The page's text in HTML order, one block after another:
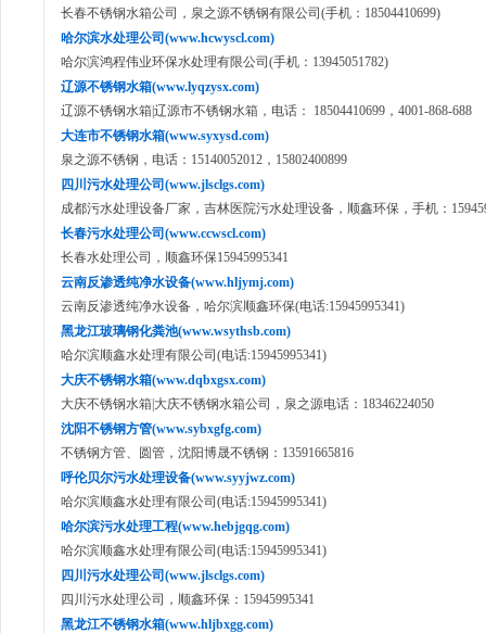
长春不锈钢水箱公司，泉之源不锈钢有限公司(手机：18504410699)
哈尔滨水处理公司(www.hcwyscl.com)
哈尔滨鸿程伟业环保水处理有限公司(手机：13945051782)
辽源不锈钢水箱(www.lyqzysx.com)
辽源不锈钢水箱|辽源市不锈钢水箱，电话： 18504410699，4001-868-688
大连市不锈钢水箱(www.syxysd.com)
泉之源不锈钢，电话：15140052012，15802400899
四川污水处理公司(www.jlsclgs.com)
成都污水处理设备厂家，吉林医院污水处理设备，顺鑫环保，手机：
长春污水处理公司(www.ccwscl.com)
长春水处理公司，顺鑫环保15945995341
云南反渗透纯净水设备(www.hljymj.com)
云南反渗透纯净水设备，哈尔滨顺鑫环保(电话:15945995341)
黑龙江玻璃钢化粪池(www.wsythsb.com)
哈尔滨顺鑫水处理有限公司(电话:15945995341)
大庆不锈钢水箱(www.dqbxgsx.com)
大庆不锈钢水箱|大庆不锈钢水箱公司，泉之源电话：18346224050
沈阳不锈钢方管(www.sybxgfg.com)
不锈钢方管、圆管，沈阳博晟不锈钢：13591665816
呼伦贝尔污水处理设备(www.syyjwz.com)
哈尔滨顺鑫水处理有限公司(电话:15945995341)
哈尔滨污水处理工程(www.hebjgqg.com)
哈尔滨顺鑫水处理有限公司(电话:15945995341)
四川污水处理公司(www.jlsclgs.com)
四川污水处理公司，顺鑫环保：15945995341
黑龙江不锈钢水箱(www.hljbxgg.com)